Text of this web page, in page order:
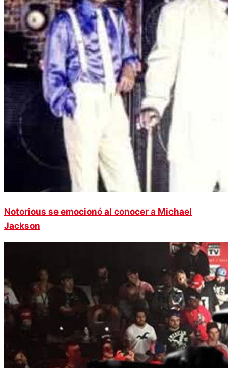
Notorious se emocionó al conocer a Michael
Jackson